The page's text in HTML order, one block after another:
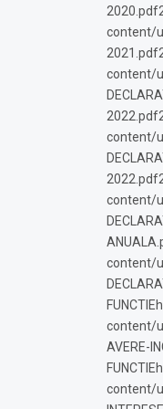
content/
content/
content/
content/
content/
content/
AVERE-
content/